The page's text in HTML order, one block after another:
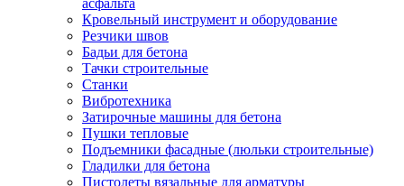
асфальта
Кровельный инструмент и оборудование
Резчики швов
Бадьи для бетона
Тачки строительные
Станки
Вибротехника
Затирочные машины для бетона
Пушки тепловые
Подъемники фасадные (люльки строительные)
Гладилки для бетона
Пистолеты вязальные для арматуры